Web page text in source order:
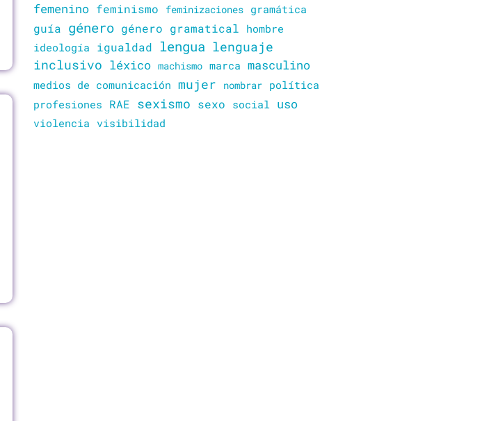
femenino feminismo feminizaciones gramática
guía género género gramatical hombre
ideología igualdad lengua lenguaje
inclusivo léxico machismo marca masculino
medios de comunicación mujer nombrar política
profesiones RAE sexismo sexo social uso
violencia visibilidad